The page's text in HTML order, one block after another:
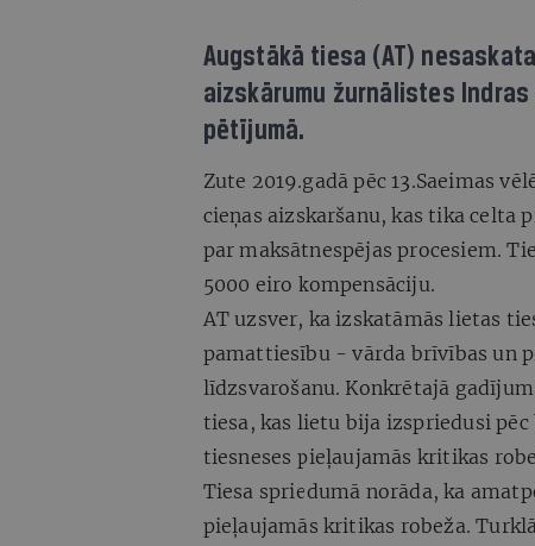
Augstākā tiesa (AT)
aizskārumu žurnālistes
pētījumā.
Zute 2019.gadā pēc 13.Saeimas
cieņas aizskaršanu, kas tika celta
par maksātnespējas procesiem.
5000 eiro kompensāciju.
AT uzsver, ka izskatāmās lietas
pamattiesību - vārda brīvības un
līdzsvarošanu. Konkrētajā
tiesa, kas lietu bija izspriedusi
tiesneses pieļaujamās kritikas
Tiesa spriedumā norāda, ka
pieļaujamās kritikas robeža.